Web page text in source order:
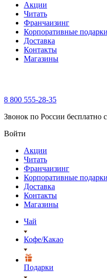
Акции
Читать
Франчаизинг
Корпоративные подарки
Доставка
Контакты
Магазины
8 800 555-28-35
Звонок по России бесплатно
Войти
Акции
Читать
Франчаизинг
Корпоративные подарки
Доставка
Контакты
Магазины
Чай
Кофе/Какао
Подарки